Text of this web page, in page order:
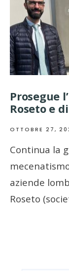
Prosegue
Roseto e
OTTOBRE 27,
Continua la
aziende
Roseto